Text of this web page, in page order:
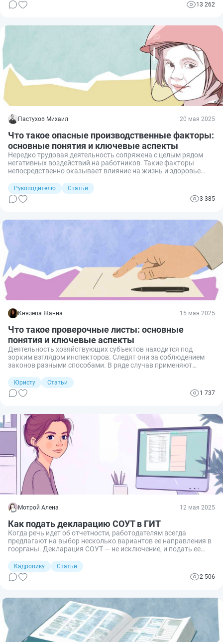
13 262
Пастухов Михаил 20 мая 2025
Что такое опасные производственные факторы:
основные понятия и ключевые аспекты
Нередко трудовая деятельность сопряжена с целым рядом
негативных воздействий на работников. Такие факторы
непосредственно оказывает влияние на жизнь и здоровье
государство разрабатывает различные меры по их
определению и классификации. Так, на законодательном
уровне определены опасные производственные факторы.
которые необходимо знать, и ключевые аспекты.
Руководителю
Статьи
3 385
Князева Жанна 15 мая 2025
Что такое проверочные листы: основные
понятия и ключевые аспекты
Деятельность хозяйствующих субъектов находится под
зорким взглядом инспекторов. Следят они за соблюдением
законов разными способами. В ряде случав применяют
Юристу
Статьи
1 737
Мотрой Алена 12 мая 2025
Как подать декларацию СОУТ в ГИТ
Когда речь идет об отчетности, работодателям всегда
предлагают на выбор несколько вариантов ее направления в
гоорганы. Декларация СОУТ — не исключение, и подать ее
способом, какой удобен компании.
Кадровику
Статьи
2 506